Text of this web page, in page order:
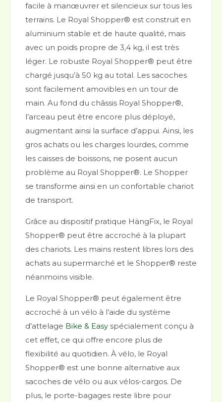
facile à manœuvrer et silencieux sur tous les
terrains. Le Royal Shopper® est construit en
aluminium stable et de haute qualité, mais
avec un poids propre de 3,4 kg, il est très
léger. Le robuste Royal Shopper® peut être
chargé jusqu’à 50 kg au total. Les sacoches
sont facilement amovibles en un tour de
main. Au fond du châssis Royal Shopper®,
l’arceau peut être encore plus déployé,
augmentant ainsi la surface d’appui. Ainsi, les
gros achats ou les charges lourdes, comme
les caisses de boissons, ne posent aucun
problème au Royal Shopper®. Le Shopper
se transforme ainsi en un confortable chariot
de transport.
Grâce au dispositif pratique HängFix, le Royal
Shopper® peut être accroché à la plupart
des chariots. Les mains restent libres lors des
achats au supermarché et le Shopper® reste
néanmoins visible.
Le Royal Shopper® peut également être
accroché à un vélo à l’aide du système
d’attelage Bike & Easy spécialement conçu à
cet effet, ce qui offre encore plus de
flexibilité au quotidien. À vélo, le Royal
Shopper® est une bonne alternative aux
sacoches de vélo ou aux vélos-cargos. De
plus, le porte-bagages reste libre pour